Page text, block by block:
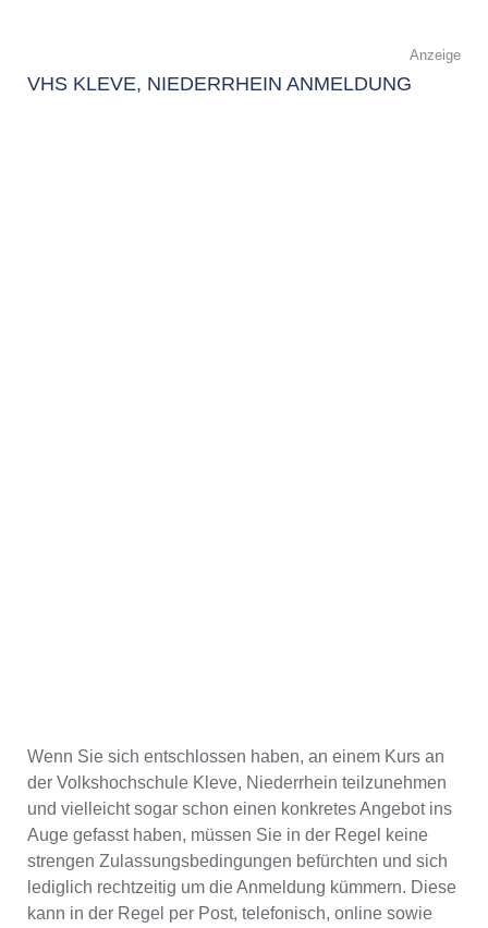
Anzeige
VHS KLEVE, NIEDERRHEIN ANMELDUNG
Wenn Sie sich entschlossen haben, an einem Kurs an
der Volkshochschule Kleve, Niederrhein teilzunehmen
und vielleicht sogar schon einen konkretes Angebot ins
Auge gefasst haben, müssen Sie in der Regel keine
strengen Zulassungsbedingungen befürchten und sich
lediglich rechtzeitig um die Anmeldung kümmern. Diese
kann in der Regel per Post, telefonisch, online sowie